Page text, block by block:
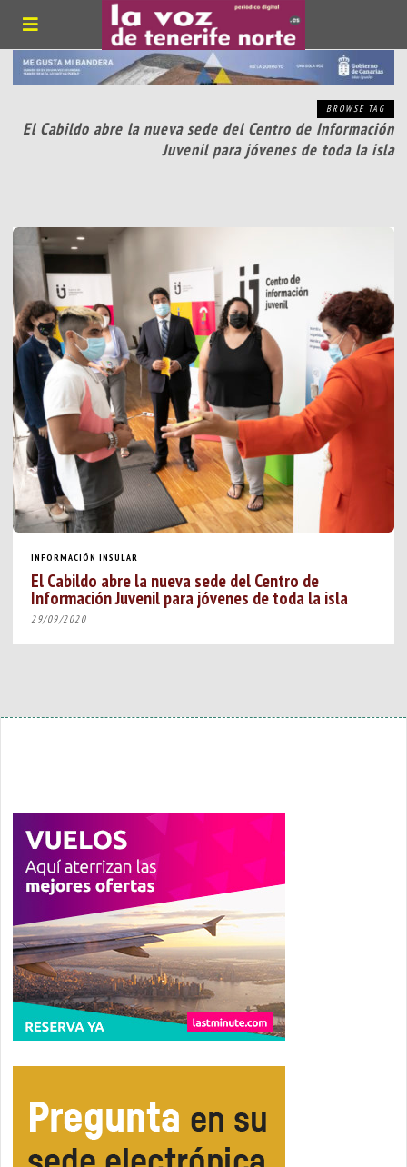
BROWSE TAG
El Cabildo abre la nueva sede del Centro de Información
Juvenil para jóvenes de toda la isla
INFORMACIÓN INSULAR
El Cabildo abre la nueva sede del Centro de
Información Juvenil para jóvenes de toda la isla
29/09/2020